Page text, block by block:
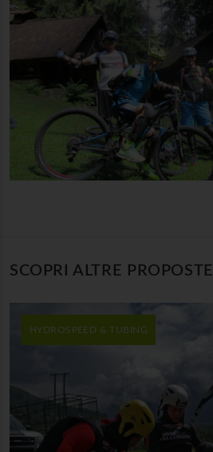
SCOPRI ALTRE PROPOSTE
HYDROSPEED & TUBING